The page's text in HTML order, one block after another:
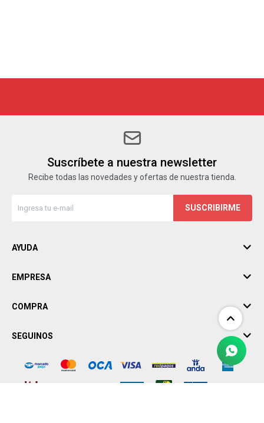
Suscríbete a nuestra newsletter
Recibe todas las novedades y ofertas de nuestra tienda.
SUSCRIBIRME
AYUDA
EMPRESA
COMPRA
SEGUINOS